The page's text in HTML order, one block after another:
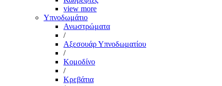
view more
Υπνοδωμάτιο
Ανωστρώματα
/
Αξεσουάρ Υπνοδωματίου
/
Κομοδίνο
/
Κρεβάτια